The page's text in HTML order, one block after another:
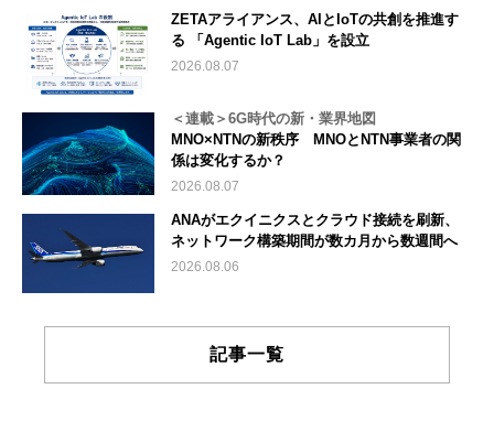
ZETAアライアンス、AIとIoTの共創を推進す
る 「Agentic IoT Lab」を設立
2026.08.07
＜連載＞6G時代の新・業界地図
MNO×NTNの新秩序 MNOとNTN事業者の関
係は変化するか？
2026.08.07
ANAがエクイニクスとクラウド接続を刷新、
ネットワーク構築期間が数カ月から数週間へ
2026.08.06
記事一覧